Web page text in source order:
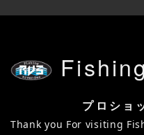
プロショ
Thank you For visiting